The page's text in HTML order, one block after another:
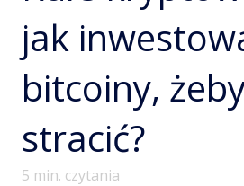
jak
bitcoiny,
stracić?
5 min. czytania